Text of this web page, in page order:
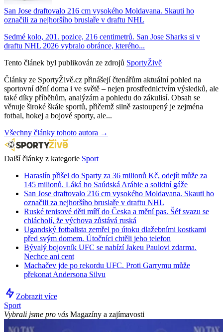
San Jose draftovalo 216 cm vysokého Moldavana. Skauti ho
označili za nejhoršího bruslaře v draftu NHL
Sedmé kolo, 201. pozice, 216 centimetrů. San Jose Sharks si v
draftu NHL 2026 vybralo obránce, kterého...
Tento článek byl publikován ze zdrojů SportyŽivě
Články ze SportyŽivě.cz přinášejí čtenářům aktuální pohled na
sportovní dění doma i ve světě – nejen prostřednictvím výsledků, ale
také díky příběhům, analýzám a pohledu do zákulisí. Obsah se
věnuje široké škále sportů, přičemž silně zastoupený je zejména
fotbal, hokej a bojové sporty, ale...
Všechny články tohoto autora →
Další články z kategorie Sport
Haraslín přišel do Sparty za 36 milionů Kč, odejít může za
145 milionů. Láká ho Saúdská Arábie a solidní gáže
San Jose draftovalo 216 cm vysokého Moldavana. Skauti ho
označili za nejhoršího bruslaře v draftu NHL
Ruské tenisové děti míří do Česka a mění pas. Šéf svazu se
chlácholí, že výchova zůstává ruská
Ugandský fotbalista zemřel po útoku dlažebními kostkami
před svým domem. Útočníci chtěli jeho telefon
Bývalý bojovník UFC se nabízí Jakeu Paulovi zdarma.
Nechce ani cent
Machačev jde po rekordu UFC. Proti Garrymu může
překonat Andersona Silvu
Zobrazit více
Sport
Vybrali jsme pro vás Magazíny a zajímavosti